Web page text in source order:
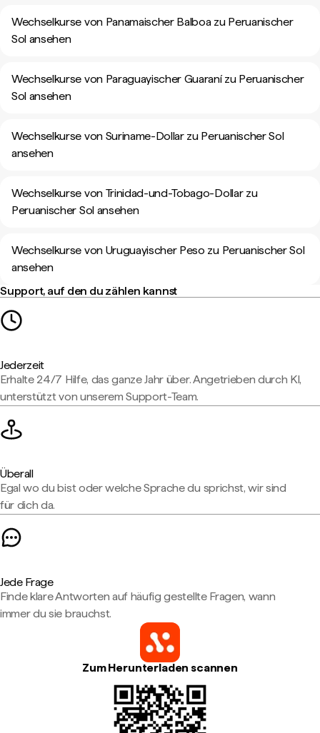
Wechselkurse von Panamaischer Balboa zu Peruanischer
Sol ansehen
Wechselkurse von Paraguayischer Guaraní zu Peruanischer
Sol ansehen
Wechselkurse von Suriname-Dollar zu Peruanischer Sol
ansehen
Wechselkurse von Trinidad-und-Tobago-Dollar zu
Peruanischer Sol ansehen
Wechselkurse von Uruguayischer Peso zu Peruanischer Sol
ansehen
Support, auf den du zählen kannst
Jederzeit
Erhalte 24/7 Hilfe, das ganze Jahr über. Angetrieben durch KI,
unterstützt von unserem Support-Team.
Überall
Egal wo du bist oder welche Sprache du sprichst, wir sind
für dich da.
Jede Frage
Finde klare Antworten auf häufig gestellte Fragen, wann
immer du sie brauchst.
Zum Herunterladen scannen